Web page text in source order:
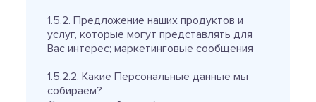
1.5.2. Предложение наших продуктов и
услуг, которые могут представлять для
Вас интерес; маркетинговые сообщения
1.5.2.2. Какие Персональные данные мы
собираем?